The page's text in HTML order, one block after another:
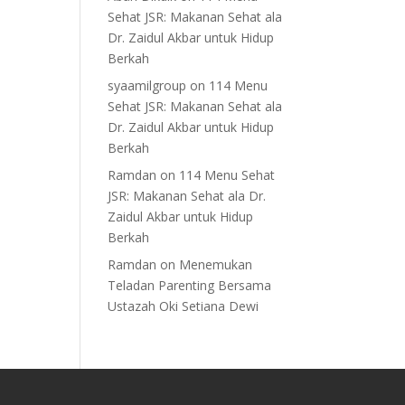
Sehat JSR: Makanan Sehat ala
Dr. Zaidul Akbar untuk Hidup
Berkah
syaamilgroup on 114 Menu
Sehat JSR: Makanan Sehat ala
Dr. Zaidul Akbar untuk Hidup
Berkah
Ramdan on 114 Menu Sehat
JSR: Makanan Sehat ala Dr.
Zaidul Akbar untuk Hidup
Berkah
Ramdan on Menemukan
Teladan Parenting Bersama
Ustazah Oki Setiana Dewi